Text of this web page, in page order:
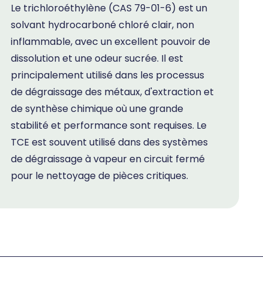
Le trichloroéthylène (CAS 79-01-6) est un
solvant hydrocarboné chloré clair, non
inflammable, avec un excellent pouvoir de
dissolution et une odeur sucrée. Il est
principalement utilisé dans les processus
de dégraissage des métaux, d'extraction et
de synthèse chimique où une grande
stabilité et performance sont requises. Le
TCE est souvent utilisé dans des systèmes
de dégraissage à vapeur en circuit fermé
pour le nettoyage de pièces critiques.